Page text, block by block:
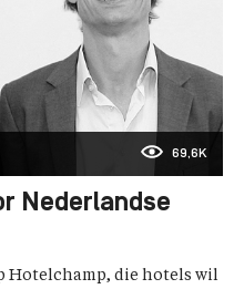
69,6K
Nederlandse
Hotelchamp, die hotels wil